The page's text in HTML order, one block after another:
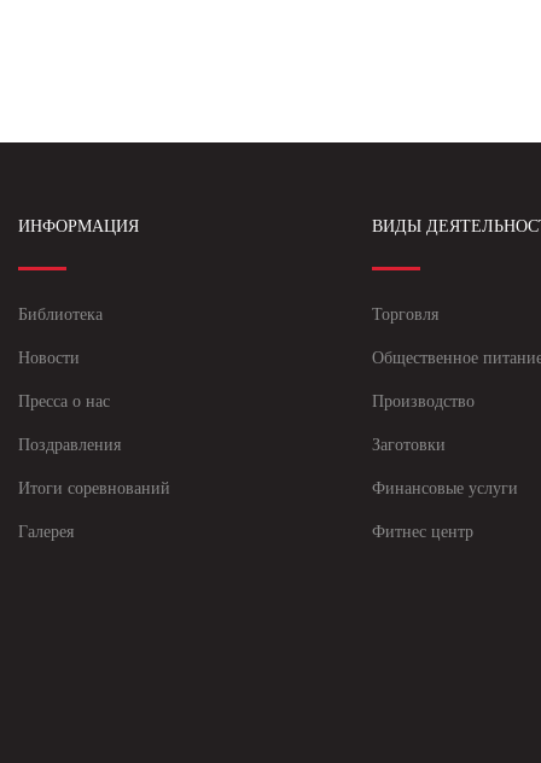
ИНФОРМАЦИЯ
Библиотека
Новости
Пресса о нас
Поздравления
Итоги соревнований
Галерея
ВИДЫ
Торговля
Общественное
Производство
Заготовки
Финансовые услуги
Фитнес центр